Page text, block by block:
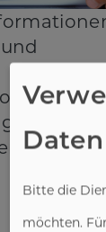
für
von
Bitte die
möchten.